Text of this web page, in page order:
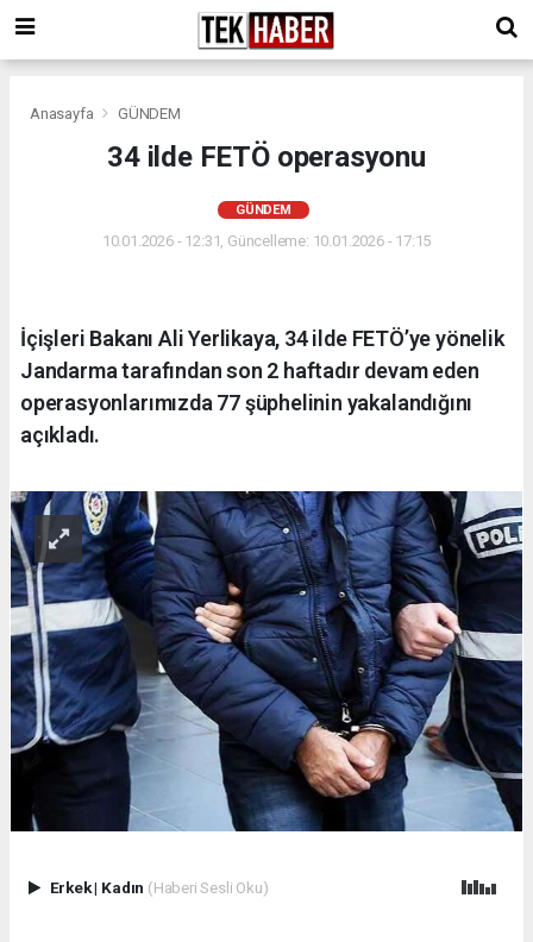
Anasayfa GÜNDEM
34 ilde FETÖ operasyonu
GÜNDEM
10.01.2026 - 12:31, Güncelleme: 10.01.2026 - 17:15
İçişleri Bakanı Ali Yerlikaya, 34 ilde FETÖ’ye yönelik
Jandarma tarafından son 2 haftadır devam eden
operasyonlarımızda 77 şüphelinin yakalandığını
açıkladı.
Erkek| Kadın (Haberi Sesli Oku)